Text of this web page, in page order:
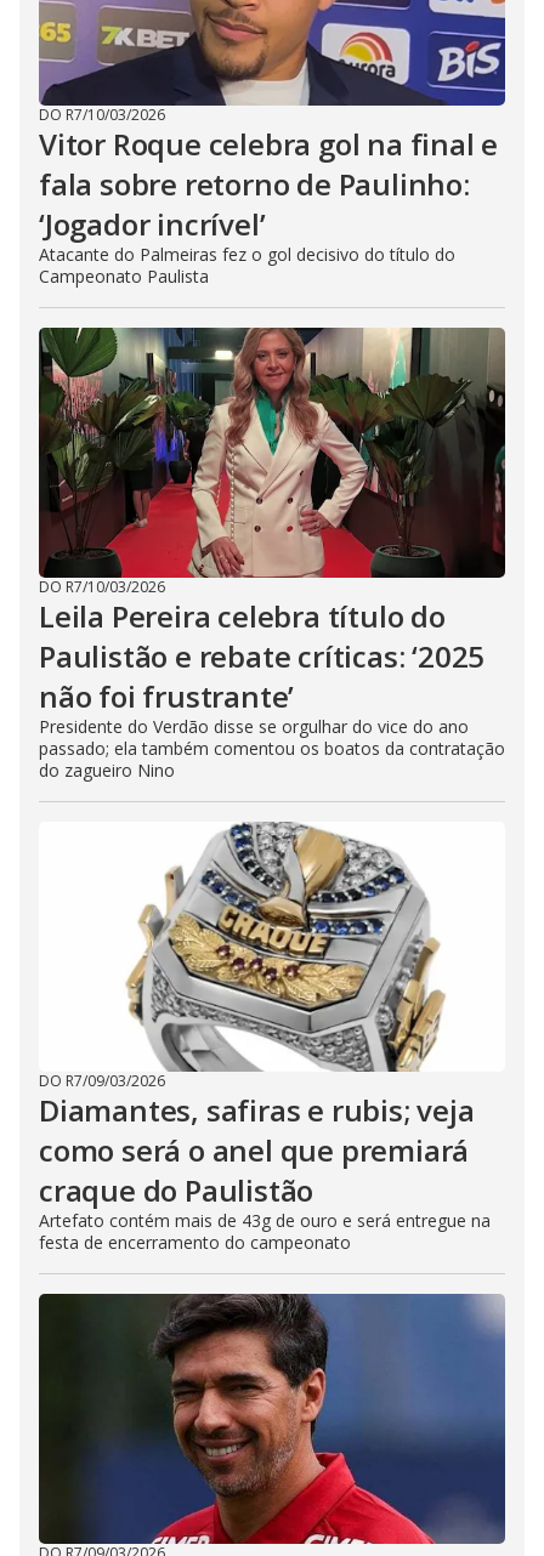
DO R7/10/03/2026
Vitor Roque celebra gol na final e
fala sobre retorno de Paulinho:
‘Jogador incrível’
Atacante do Palmeiras fez o gol decisivo do título do
Campeonato Paulista
DO R7/10/03/2026
Leila Pereira celebra título do
Paulistão e rebate críticas: ‘2025
não foi frustrante’
Presidente do Verdão disse se orgulhar do vice do ano
passado; ela também comentou os boatos da contratação
do zagueiro Nino
DO R7/09/03/2026
Diamantes, safiras e rubis; veja
como será o anel que premiará
craque do Paulistão
Artefato contém mais de 43g de ouro e será entregue na
festa de encerramento do campeonato